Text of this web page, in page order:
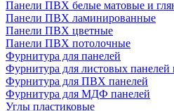
Панели ПВХ белые матовые и
Панели ПВХ ламинированные
Панели ПВХ цветные
Панели ПВХ потолочные
Фурнитура для панелей
Фурнитура для листовых панелей
Фурнитура для ПВХ панелей
Фурнитура для МДФ панелей
Углы пластиковые